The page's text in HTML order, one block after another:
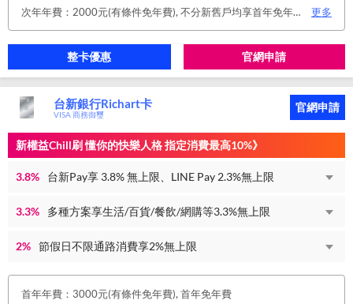
次年年費：2000元(有條件免年費), 不分新舊戶均享首年免年費，第二年起符合以下條件享年費優惠辦法： 1.使用非紙本帳單(電子帳單或行動帳單)終身免年費。 2.前一年消費滿8 萬或 12 次享次年免年費。
更多
整卡優惠 官網申請
台新銀行Richart卡
VISA 商務御璽
官網申請
新權益Chill刷 懂你的快樂人格 指定消費最高10%》
3.8% 台新Pay享 3.8% 無上限、LINE Pay 2.3%無上限
3.3% 多種方案享生活/百貨/餐飲/網購等3.3%無上限
2% 節假日不限通路消費享2%無上限
首年年費：3000元(有條件免年費), 首年免年費